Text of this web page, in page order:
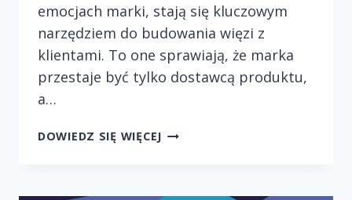
emocjach marki, stają się kluczowym
narzędziem do budowania więzi z
klientami. To one sprawiają, że marka
przestaje być tylko dostawcą produktu,
a…
DOWIEDZ SIĘ WIĘCEJNARRACJE,